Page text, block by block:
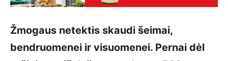
Žmogaus netektis skaudi šeimai,
bendruomenei ir visuomenei. Pernai dėl